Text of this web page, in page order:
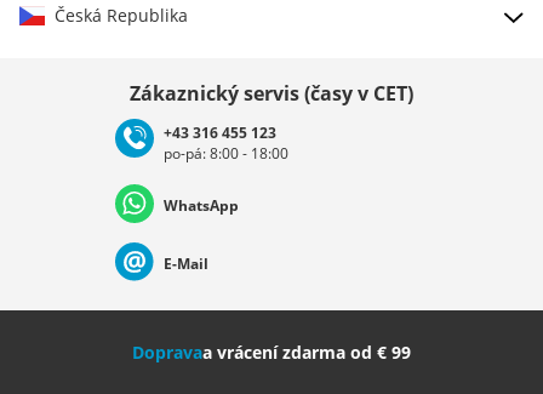
Česká Republika
Deutschland Österreich
Nederland Italia (Italiano) Italien (Deutsch)
Zákaznický servis (časy v CET)
+43 316 455 123
po-pá: 8:00 - 18:00
WhatsApp
E-Mail
Dopravaa vrácení zdarma od € 99